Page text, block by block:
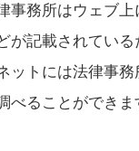
事務所はウェブ
が記載されてい
ットには法律事務
べることができま